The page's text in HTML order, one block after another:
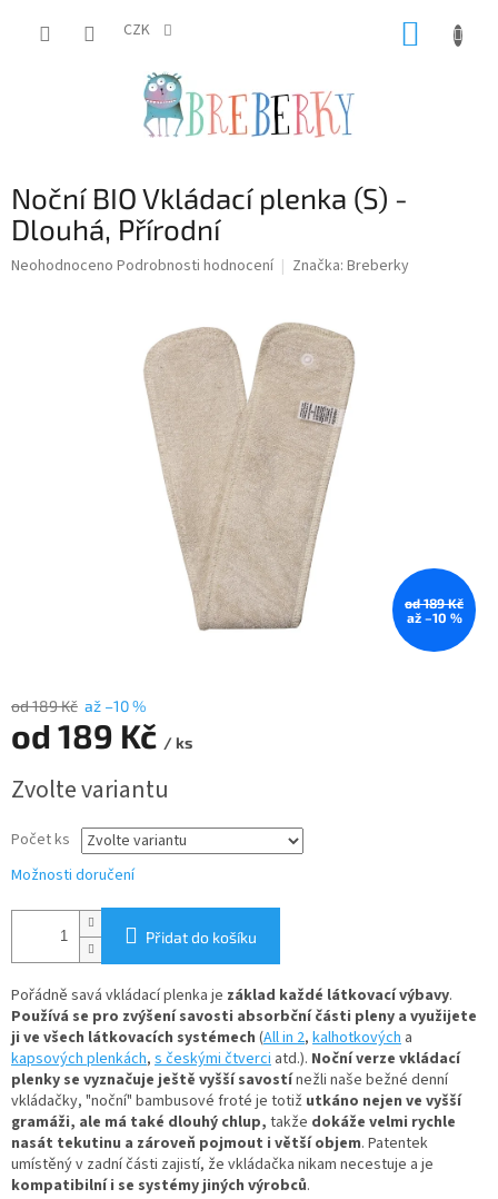
CZK
Noční BIO Vkládací plenka (S) -
Dlouhá, Přírodní
Průměrné
Neohodnoceno Podrobnosti hodnocení Značka: Breberky
od 189 Kč
až –10 %
od 189 Kč až –10 %
od 189 Kč / ks
cena:
Zvolte variantu
Počet ks
Možnosti doručení
Přidat do košíku
Pořádně savá vkládací plenka je základ každé látkovací výbavy.
Používá se pro zvýšení savosti absorbční části pleny a využijete
ji ve všech látkovacích systémech (All in 2, kalhotkových a
kapsových plenkách, s českými čtverci atd.). Noční verze vkládací
plenky se vyznačuje ještě vyšší savostínežli naše bežné denní
vkládačky, "noční" bambusové froté je totiž utkáno nejen ve vyšší
gramáži, ale má také dlouhý chlup, takže dokáže velmi rychle
nasát tekutinu a zároveň pojmout i větší objem. Patentek
umístěný v zadní části zajistí, že vkládačka nikam necestuje a je
kompatibilní i se systémy jiných výrobců.